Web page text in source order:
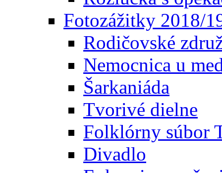
Fotozážitky 2018/
Rodičovské
Nemocnica u
Šarkaniáda
Tvorivé dielne
Folklórny súbor
Divadlo